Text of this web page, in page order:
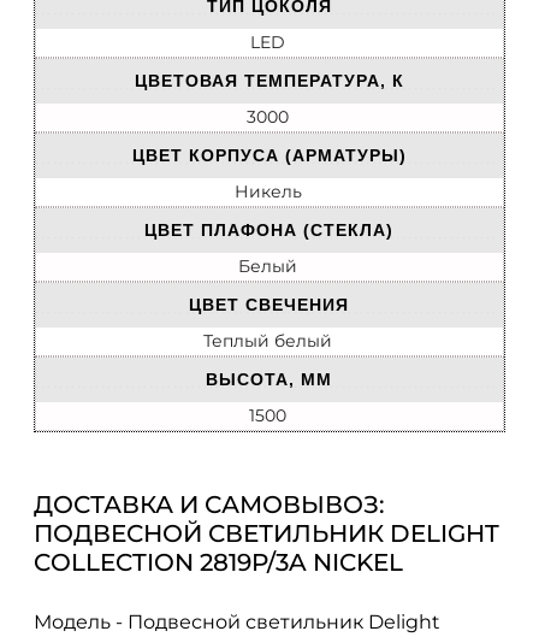
ТИП ЦОКОЛЯ
LED
ЦВЕТОВАЯ ТЕМПЕРАТУРА, К
3000
ЦВЕТ КОРПУСА (АРМАТУРЫ)
Никель
ЦВЕТ ПЛАФОНА (СТЕКЛА)
Белый
ЦВЕТ СВЕЧЕНИЯ
Теплый белый
ВЫСОТА, ММ
1500
ДОСТАВКА И САМОВЫВОЗ:
ПОДВЕСНОЙ СВЕТИЛЬНИК DELIGHT
COLLECTION 2819P/3A NICKEL
Модель - Подвесной светильник Delight